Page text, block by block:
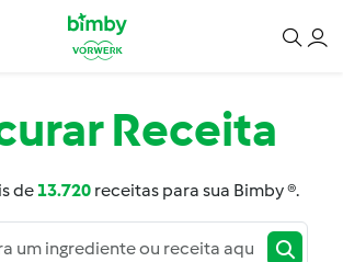
Receita
de13.720 receitas para sua Bimby ®.